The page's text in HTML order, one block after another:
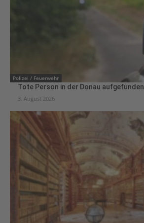
Polizei / Feuerwehr
Tote Person in der Donau aufgefunden
3. August 2026